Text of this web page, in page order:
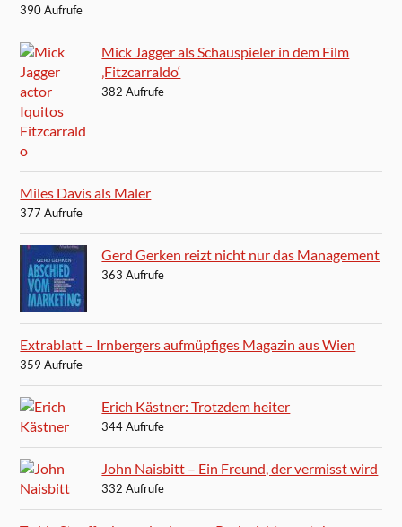
390 Aufrufe
Mick Jagger als Schauspieler in dem Film
‚Fitzcarraldo‘
382 Aufrufe
Miles Davis als Maler
377 Aufrufe
Gerd Gerken reizt nicht nur das Management
363 Aufrufe
Extrablatt – Irnbergers aufmüpfiges Magazin aus Wien
359 Aufrufe
Erich Kästner: Trotzdem heiter
344 Aufrufe
John Naisbitt – Ein Freund, der vermisst wird
332 Aufrufe